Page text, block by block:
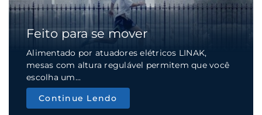
Feito para se mover
Alimentado por atuadores elétricos LINAK,
mesas com altura regulável permitem que você
escolha um...
Continue Lendo